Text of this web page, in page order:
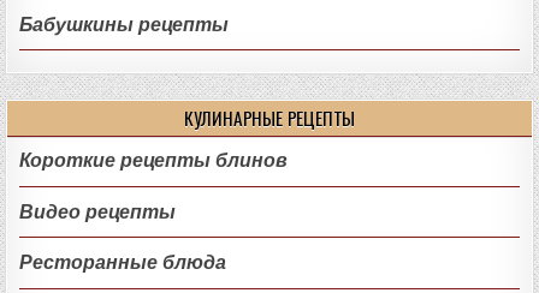
Бабушкины рецепты
КУЛИНАРНЫЕ РЕЦЕПТЫ
Короткие рецепты блинов
Видео рецепты
Ресторанные блюда